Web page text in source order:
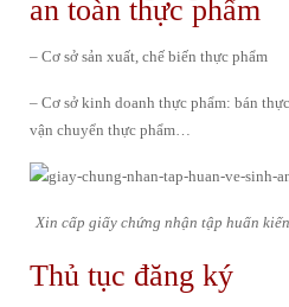
an toàn thực phẩm
– Cơ sở sản xuất, chế biến thực phẩm
– Cơ sở kinh doanh thực phẩm: bán
vận chuyển thực phẩm…
Xin cấp giấy chứng nhận tập huấn
Thủ tục đăng ký